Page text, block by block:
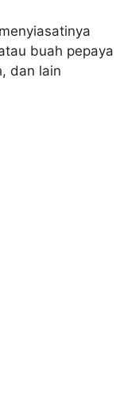
buah pepaya
dan lain